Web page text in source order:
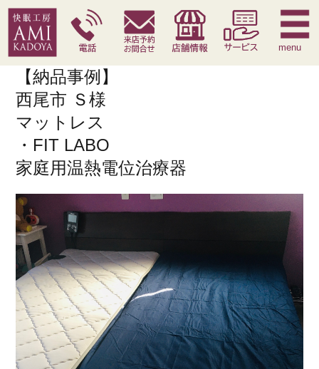
快眠枕 腰痛対策寝具 季節寝具 サービス
menu
【納品事例】
西尾市 Ｓ様
マットレス
・FIT LABO
家庭用温熱電位治療器